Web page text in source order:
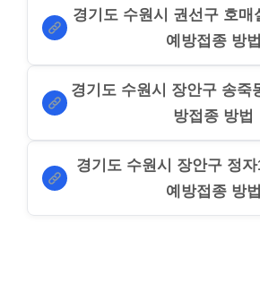
경기도 수원시 권선구 호매
예방접종 방법
경기도 수원시 장안구 송죽
방접종 방법
경기도 수원시 장안구 정
예방접종 방법